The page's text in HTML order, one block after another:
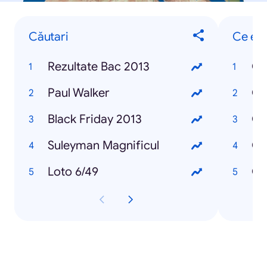
Căutari
Rezultate Bac 2013
Paul Walker
Black Friday 2013
Suleyman Magnificul
Loto 6/49
Ce